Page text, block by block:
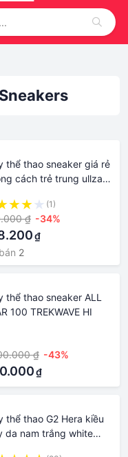
thể thao sneaker giá rẻ
cách trẻ trung ullzang
FLORA G82
(1)
₫ -34%
₫
2
thể thao sneaker ALL
100 TREKWAVE HI
₫ -43%
₫
thể thao G2 Hera kiều
da nam trắng white